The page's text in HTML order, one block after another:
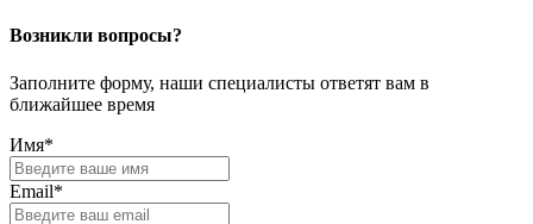
Возникли вопросы?
Заполните форму, наши специалисты ответят вам в
ближайшее время
Имя*
Email*